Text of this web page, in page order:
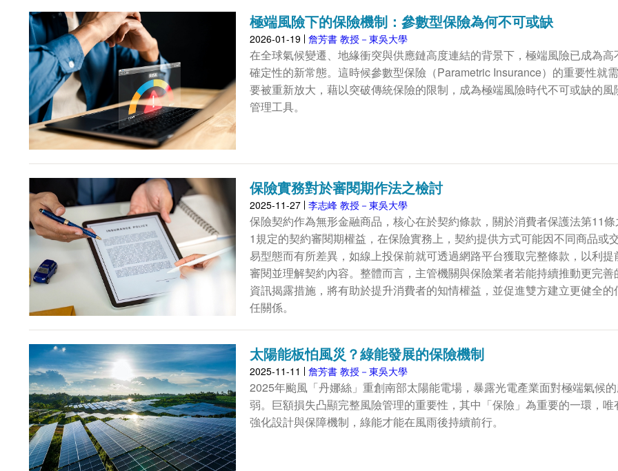
極端風險下的保險機制：參數型保險為何不可或缺
2026-01-19 詹芳書 教授－東吳大學
在全球氣候變遷、地緣衝突與供應鏈高度連結的背景下，極端風險已成為高
確定性的新常態。這時候參數型保險（Parametric Insurance）的重要性就需
要被重新放大，藉以突破傳統保險的限制，成為極端風險時代不可或缺的風
管理工具。
保險實務對於審閱期作法之檢討
2025-11-27 李志峰 教授－東吳大學
保險契約作為無形金融商品，核心在於契約條款，關於消費者保護法第11條
1規定的契約審閱期權益，在保險實務上，契約提供方式可能因不同商品或
易型態而有所差異，如線上投保前就可透過網路平台獲取完整條款，以利提
審閱並理解契約內容。整體而言，主管機關與保險業者若能持續推動更完善
資訊揭露措施，將有助於提升消費者的知情權益，並促進雙方建立更健全的
任關係。
太陽能板怕風災？綠能發展的保險機制
2025-11-11 詹芳書 教授－東吳大學
2025年颱風「丹娜絲」重創南部太陽能電場，暴露光電產業面對極端氣候
弱。巨額損失凸顯完整風險管理的重要性，其中「保險」為重要的一環，唯
強化設計與保障機制，綠能才能在風雨後持續前行。